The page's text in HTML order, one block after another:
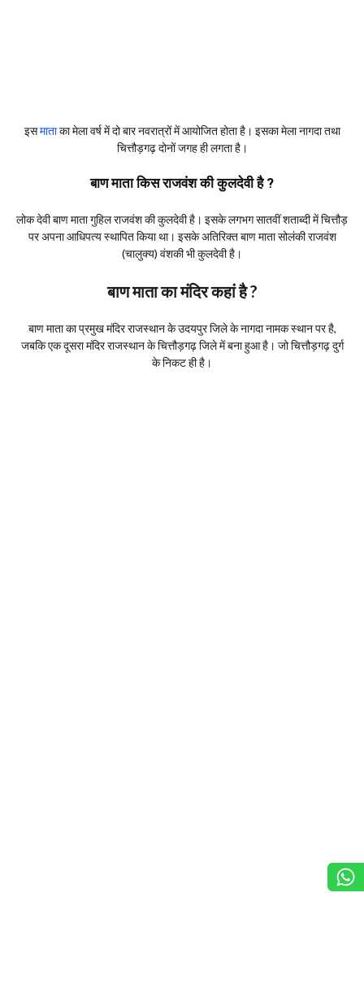
इसमाताका मेला वर्ष में दो बार नवरात्रों में आयोजित होता है। इसका मेला नागदा तथा
चित्तौड़गढ़ दोनों जगह ही लगता है।
बाण माता किस राजवंश की कुलदेवी है ?
लोक देवी बाण माता गुहिल राजवंश की कुलदेवी है। इसके लगभग सातवीं शताब्दी में चित्तौड़
पर अपना आधिपत्य स्थापित किया था। इसके अतिरिक्त बाण माता सोलंकी राजवंश
(चालुक्य) वंशकी भी कुलदेवी है।
बाण माता का मंदिर कहां है ?
बाण माता का प्रमुख मंदिर राजस्थान के उदयपुर जिले के नागदा नामक स्थान पर है,
जबकि एक दूसरा मंदिर राजस्थान के चित्तौड़गढ़ जिले में बना हुआ है। जो चित्तौड़गढ़ दुर्ग
के निकट ही है।